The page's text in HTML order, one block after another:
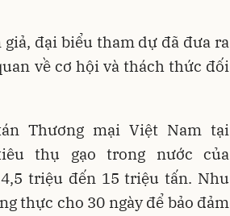
đại biểu tham dự đã đưa ra
về cơ hội và thách thức đối
Thương mại Việt Nam tại
thụ gạo trong nước của
triệu đến 15 triệu tấn. Nhu
thực cho 30 ngày để bảo đảm